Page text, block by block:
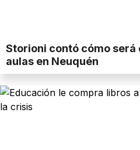
Storioni contó cómo será
aulas en Neuquén